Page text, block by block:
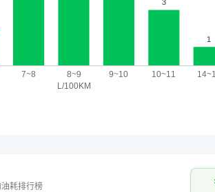
耗排行榜